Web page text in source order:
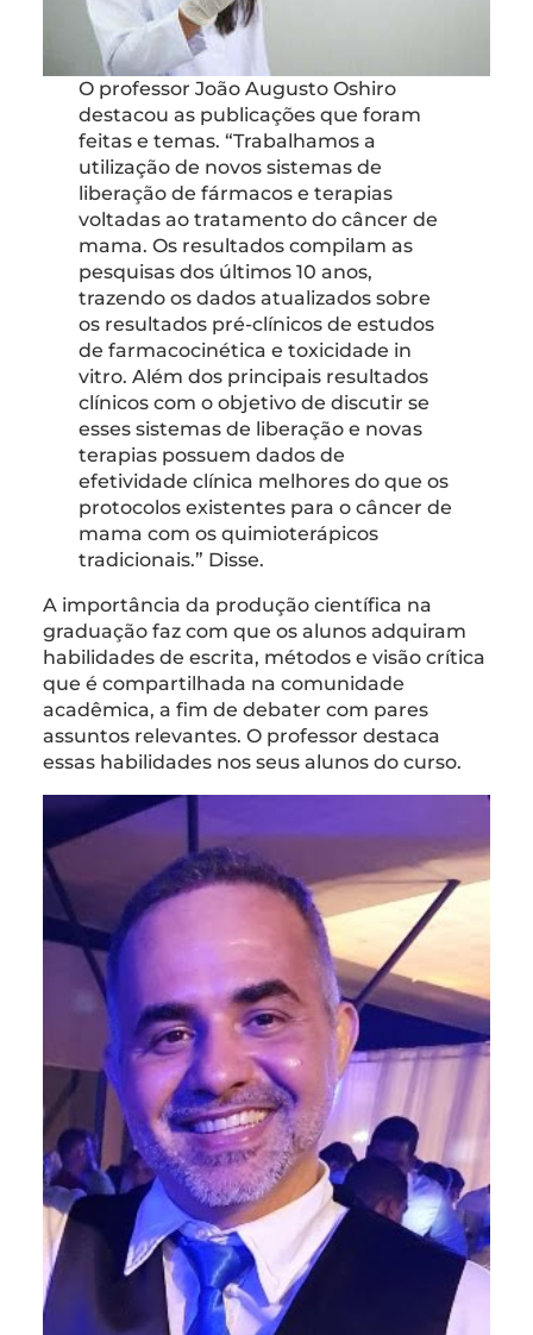
O professor João Augusto Oshiro
destacou as publicações que foram
feitas e temas. “Trabalhamos a
utilização de novos sistemas de
liberação de fármacos e terapias
voltadas ao tratamento do câncer de
mama. Os resultados compilam as
pesquisas dos últimos 10 anos,
trazendo os dados atualizados sobre
os resultados pré-clínicos de estudos
de farmacocinética e toxicidade in
vitro. Além dos principais resultados
clínicos com o objetivo de discutir se
esses sistemas de liberação e novas
terapias possuem dados de
efetividade clínica melhores do que os
protocolos existentes para o câncer de
mama com os quimioterápicos
tradicionais.” Disse.
A importância da produção científica na
graduação faz com que os alunos adquiram
habilidades de escrita, métodos e visão crítica
que é compartilhada na comunidade
acadêmica, a fim de debater com pares
assuntos relevantes. O professor destaca
essas habilidades nos seus alunos do curso.